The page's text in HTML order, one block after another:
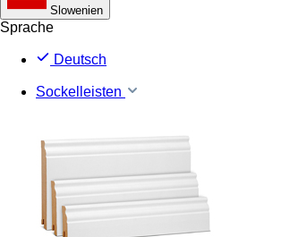
Slowenien
Sprache
Deutsch
Sockelleisten